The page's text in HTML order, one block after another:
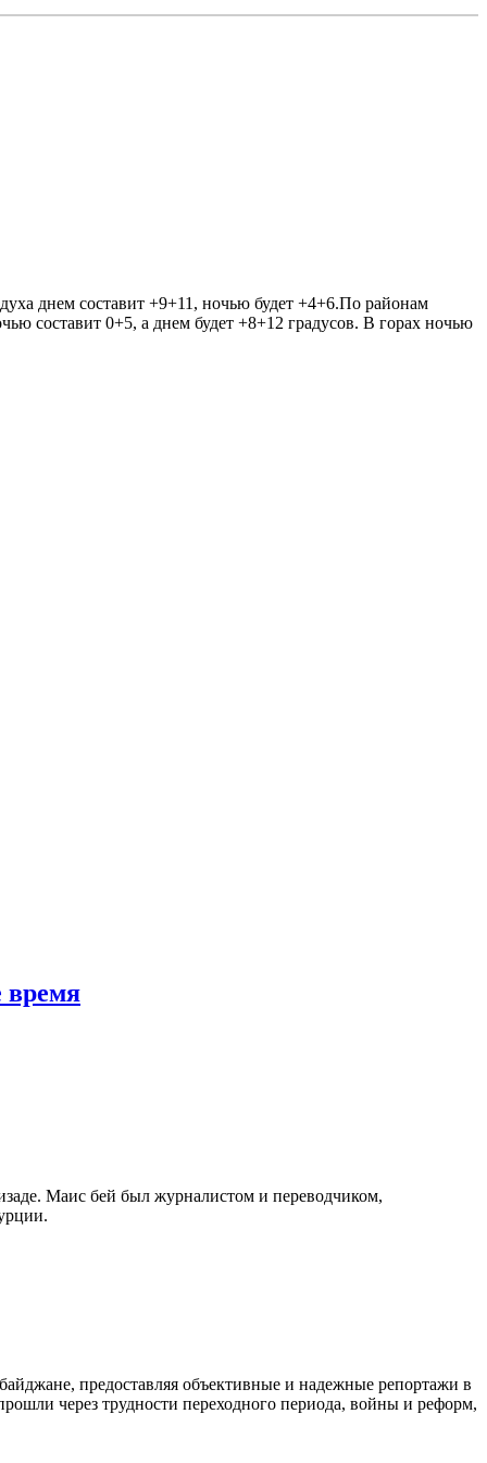
днем составит +9+11, ночью будет +4+6.По районам
составит 0+5, а днем будет +8+12 градусов. В горах ночью
время
Маис бей был журналистом и переводчиком,
предоставляя объективные и надежные репортажи в
через трудности переходного периода, войны и реформ,